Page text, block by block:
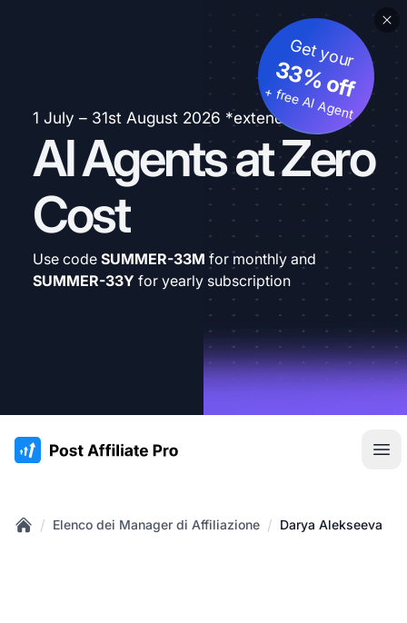
1 July – 31st August 2026 *extended
AI Agents at Zero
Cost
Get your
33% off
+ free AI Agent
Use code SUMMER-33M for monthly and
SUMMER-33Y for yearly subscription
:site.title
/ Elenco dei Manager di Affiliazione / Darya Alekseeva